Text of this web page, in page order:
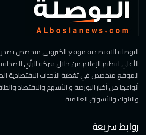
البوصلة الاقتصادية موقع الكتروني متخصص
الأعلي لتنظيم الإعلام من خلال شركة الرأي
الموقع متخصص في تغطية الأحداث الاقتصادية
أنواعها من أخبار البورصة و الأسهم والاقتصاد
والبنوك والأسواق العالمية
روابط سريعة